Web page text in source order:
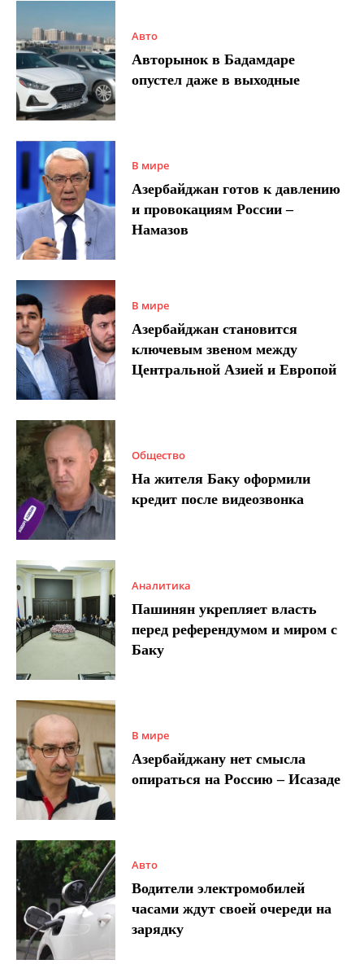
Авто
Авторынок в Бадамдаре
опустел даже в выходные
В мире
Азербайджан готов к давлению
и провокациям России –
Намазов
В мире
Азербайджан становится
ключевым звеном между
Центральной Азией и Европой
Общество
На жителя Баку оформили
кредит после видеозвонка
Аналитика
Пашинян укрепляет власть
перед референдумом и миром с
Баку
В мире
Азербайджану нет смысла
опираться на Россию – Исазаде
Авто
Водители электромобилей
часами ждут своей очереди на
зарядку